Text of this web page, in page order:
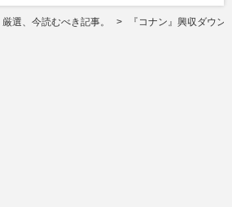
厳選、今読むべき記事。 『コナン』興収ダウ